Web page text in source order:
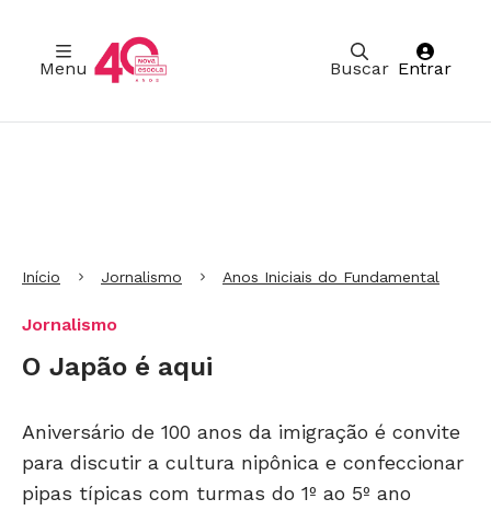
Buscar
Menu Entrar
Início Jornalismo Anos Iniciais do Fundamental
Jornalismo
O Japão é aqui
Aniversário de 100 anos da imigração é convite
para discutir a cultura nipônica e confeccionar
pipas típicas com turmas do 1º ao 5º ano